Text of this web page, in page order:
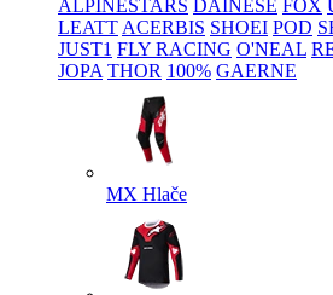
ALPINESTARS DAINESE FOX
LEATT ACERBIS SHOEI POD
JUST1 FLY RACING O'NEAL
JOPA THOR 100% GAERNE
MX Hlače